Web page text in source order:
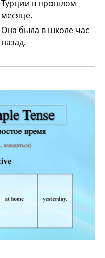
Турции в прошлом
месяце.
Она была в школе час
назад.